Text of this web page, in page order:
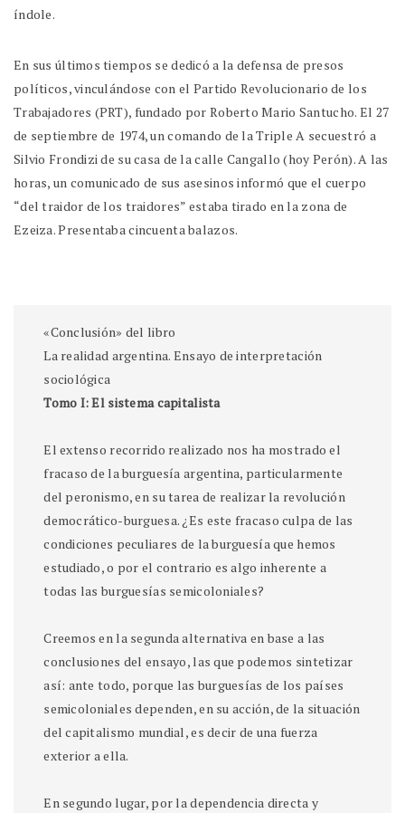
índole.
En sus últimos tiempos se dedicó a la defensa de presos
políticos, vinculándose con el Partido Revolucionario de los
Trabajadores (PRT), fundado por Roberto Mario Santucho. El 27
de septiembre de 1974, un comando de la Triple A secuestró a
Silvio Frondizi de su casa de la calle Cangallo (hoy Perón). A las
horas, un comunicado de sus asesinos informó que el cuerpo
“del traidor de los traidores” estaba tirado en la zona de
Ezeiza. Presentaba cincuenta balazos.
«Conclusión» del libro
La realidad argentina. Ensayo de interpretación
sociológica
Tomo I: El sistema capitalista
El extenso recorrido realizado nos ha mostrado el
fracaso de la burguesía argentina, particularmente
del peronismo, en su tarea de realizar la revolución
democrático-burguesa. ¿Es este fracaso culpa de las
condiciones peculiares de la burguesía que hemos
estudiado, o por el contrario es algo inherente a
todas las burguesías semicoloniales?
Creemos en la segunda alternativa en base a las
conclusiones del ensayo, las que podemos sintetizar
así: ante todo, porque las burguesías de los países
semicoloniales dependen, en su acción, de la situación
del capitalismo mundial, es decir de una fuerza
exterior a ella.
En segundo lugar, por la dependencia directa y